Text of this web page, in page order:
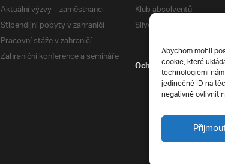
Abychom mohli
cookie, které
technologiemi
jedinečné ID na
negativně ovlivnit
Aktuální výzvy – zaměstnanci
Stipendijní pobyty v zahraničí
Pracovní stáže v zahraničí
Zahraniční konference a semináře
Klub absolventů
Silverius
Ochrana soukromí